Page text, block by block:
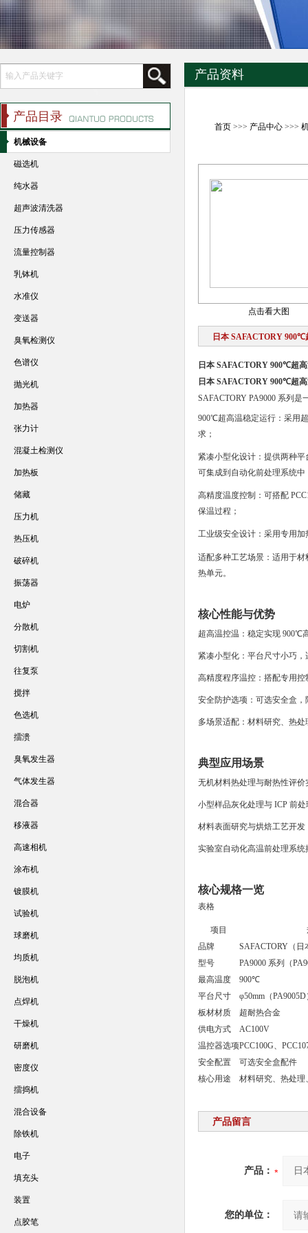
产品资料
首页>>> 产品中心>>>
点击看大图
日本 SAFACTORY 900℃
日本 SAFACTORY 900℃超
日本 SAFACTORY 900℃超
SAFACTORY PA9000 系列
900℃超高温稳定运行：采用
求；
紧凑小型化设计：提供两种平
可集成到自动化前处理系统中
高精度温度控制 ：可搭配
保温过程；
工业级安全设计：采用专用加
适配多种工艺场景：适用于材
热单元。
核心性能与优势
超高温控温：稳定实现 900℃
紧凑小型化：平台尺寸小巧
高精度程序温控：搭配专用
安全防护选项：可选安全盒
多场景适配：材料研究、热
典型应用场景
无机材料热处理与耐热性评价
小型样品灰化处理与 ICP 前处
材料表面研究与烘焙工艺开发
实验室自动化高温前处理系统
核心规格一览
表格
项目
品牌
SAFACTORY（日
型号
PA9000 系列（
最高温度
900℃
平台尺寸
φ50mm（
板材材质
超耐热合金
供电方式
AC100V
温控器选项PCC100G、
安全配置
可选安全盒配件
核心用途
材料研究、热处理
产品留言
产品：
您的单位：
产品目录
机械设备
磁选机
纯水器
超声波清洗器
压力传感器
流量控制器
乳钵机
水准仪
变送器
臭氧检测仪
色谱仪
抛光机
加热器
张力计
混凝土检测仪
加热板
储藏
压力机
热压机
破碎机
振荡器
电炉
分散机
切割机
往复泵
搅拌
色选机
擂溃
臭氧发生器
气体发生器
混合器
移液器
高速相机
涂布机
镀膜机
试验机
球磨机
均质机
脱泡机
点焊机
干燥机
研磨机
密度仪
擂捣机
混合设备
除铁机
电子
填充头
装置
点胶笔